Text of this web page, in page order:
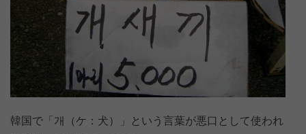
韓国で「개（ケ：犬）」という言葉が悪口として使われ